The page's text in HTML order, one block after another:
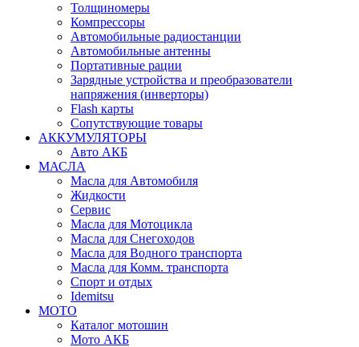
Толщиномеры
Компрессоры
Автомобильные радиостанции
Автомобильные антенны
Портативные рации
Зарядные устройства и преобразователи
напряжения (инверторы)
Flash карты
Сопутствующие товары
АККУМУЛЯТОРЫ
Авто АКБ
МАСЛА
Масла для Автомобиля
Жидкости
Сервис
Масла для Мотоцикла
Масла для Снегоходов
Масла для Водного транспорта
Масла для Комм. транспорта
Спорт и отдых
Idemitsu
МОТО
Каталог мотошин
Мото АКБ